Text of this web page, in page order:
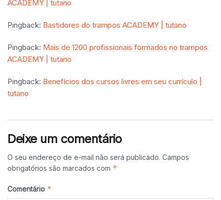
ACADEMY | tutano
Pingback: Bastidores do trampos ACADEMY | tutano
Pingback: Mais de 1200 profissionais formados no trampos
ACADEMY | tutano
Pingback: Benefícios dos cursos livres em seu currículo |
tutano
Deixe um comentário
O seu endereço de e-mail não será publicado. Campos
obrigatórios são marcados com *
Comentário *